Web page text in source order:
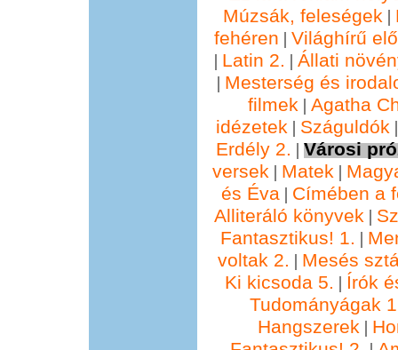
Múzsák, feleségek |
fehéren | Világhírű
| Latin 2. | Állati
| Mesterség és
filmek | Agatha
idézetek | Száguldók
Erdély 2. | Városi
versek | Matek |
és Éva | Címében a
Alliteráló könyvek |
Fantasztikus! 1. |
voltak 2. | Mesés
Ki kicsoda 5. | Írók
Tudományágak
Hangszerek |